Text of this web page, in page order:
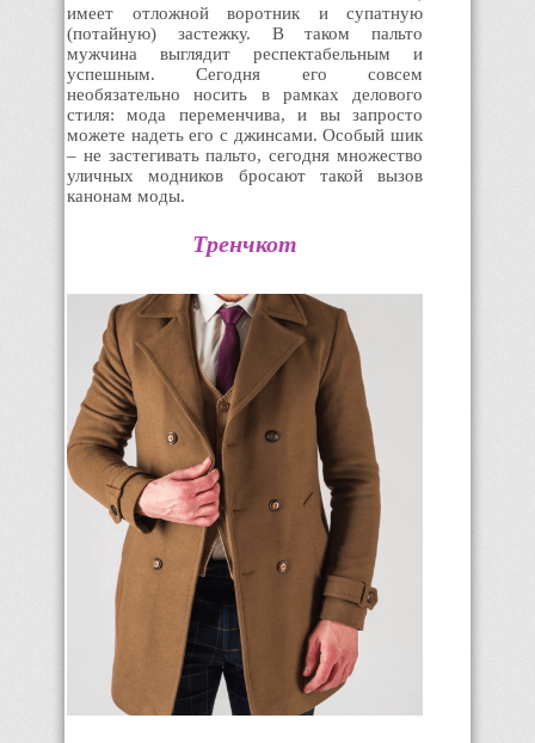
имеет отложной воротник и супатную
(потайную) застежку. В таком пальто
мужчина выглядит респектабельным и
успешным. Сегодня его совсем
необязательно носить в рамках делового
стиля: мода переменчива, и вы запросто
можете надеть его с джинсами. Особый шик
– не застегивать пальто, сегодня множество
уличных модников бросают такой вызов
канонам моды.
Тренчкот